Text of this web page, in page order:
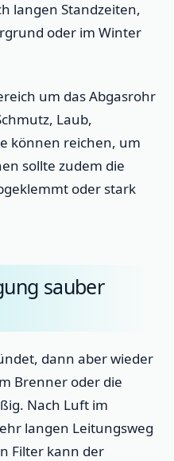
langen Standzeiten,
oder im Winter
um das Abgasrohr
Laub,
können reichen, um
sollte zudem die
oder stark
sauber
dann aber wieder
Brenner oder die
Nach Luft im
langen Leitungsweg
Filter kann der